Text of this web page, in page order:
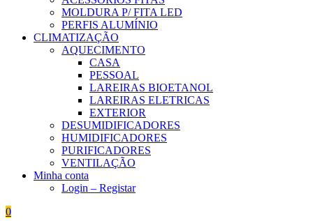
MOLDURA P/ FITA LED
PERFIS ALUMÍNIO
CLIMATIZAÇÃO
AQUECIMENTO
CASA
PESSOAL
LAREIRAS BIOETANOL
LAREIRAS ELETRICAS
EXTERIOR
DESUMIDIFICADORES
HUMIDIFICADORES
PURIFICADORES
VENTILAÇÃO
Minha conta
Login – Registar
0